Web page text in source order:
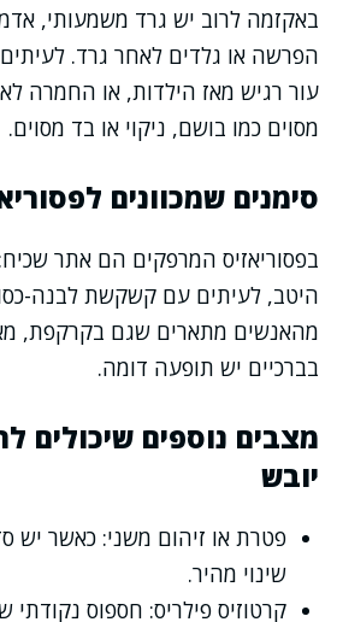
באקזמה לרוב יש גרד משמעותי,
הפרשה או גלדים לאחר גרד.
עור רגיש מאז הילדות, או החמרה
מסוים כמו בושם, ניקוי או בד מסוים.
סימנים שמכוונים
בפסוריאזיס המרפקים הם אתר
היטב, לעיתים עם קשקשת לבנה-
מהאנשים מתארים שגם בקרקפת,
בברכיים יש תופעה דומה.
מצבים נוספים שיכולים
יובש
פטרת או זיהום משני: כאשר יש
שינוי מהיר.
קרטוזיס פילריס: חספוס נקודתי